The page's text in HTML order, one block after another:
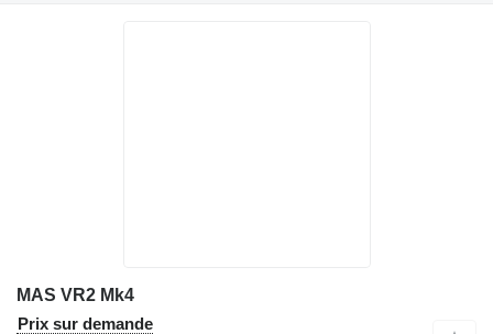
MAS VR2 Mk4
Prix sur demande